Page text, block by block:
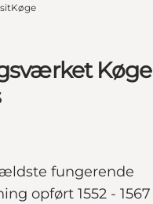
Køge
fungerende
opført 1552 - 1567